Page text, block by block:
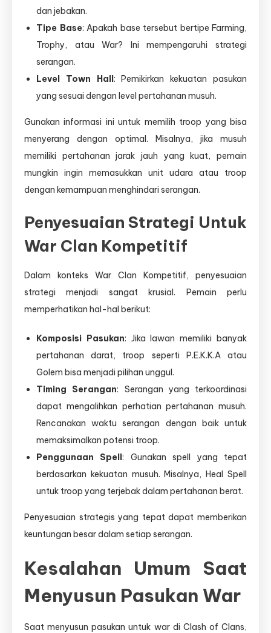
dan jebakan.
Tipe Base: Apakah base tersebut bertipe Farming,
Trophy, atau War? Ini mempengaruhi strategi
serangan.
Level Town Hall: Pemikirkan kekuatan pasukan
yang sesuai dengan level pertahanan musuh.
Gunakan informasi ini untuk memilih troop yang bisa
menyerang dengan optimal. Misalnya, jika musuh
memiliki pertahanan jarak jauh yang kuat, pemain
mungkin ingin memasukkan unit udara atau troop
dengan kemampuan menghindari serangan.
Penyesuaian Strategi Untuk
War Clan Kompetitif
Dalam konteks War Clan Kompetitif, penyesuaian
strategi menjadi sangat krusial. Pemain perlu
memperhatikan hal-hal berikut:
Komposisi Pasukan: Jika lawan memiliki banyak
pertahanan darat, troop seperti P.E.K.K.A atau
Golem bisa menjadi pilihan unggul.
Timing Serangan: Serangan yang terkoordinasi
dapat mengalihkan perhatian pertahanan musuh.
Rencanakan waktu serangan dengan baik untuk
memaksimalkan potensi troop.
Penggunaan Spell: Gunakan spell yang tepat
berdasarkan kekuatan musuh. Misalnya, Heal Spell
untuk troop yang terjebak dalam pertahanan berat.
Penyesuaian strategis yang tepat dapat memberikan
keuntungan besar dalam setiap serangan.
Kesalahan Umum Saat
Menyusun Pasukan War
Saat menyusun pasukan untuk war di Clash of Clans,